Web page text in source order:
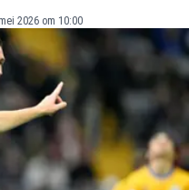
2026 om 10:00